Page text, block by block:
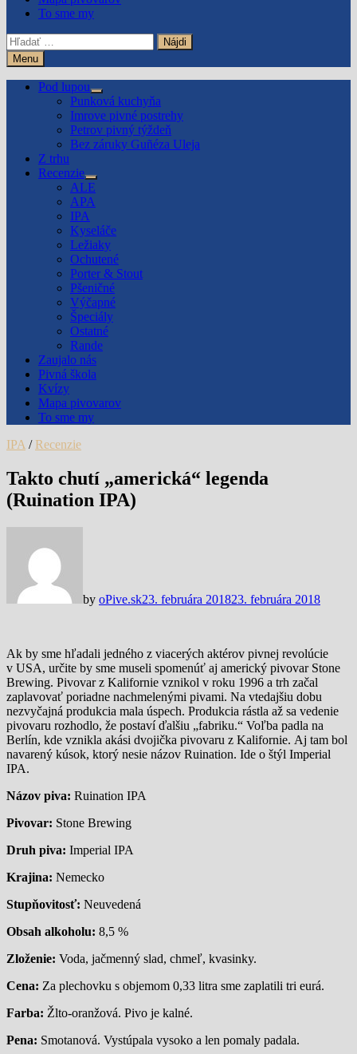
To sme my
Hľadať:
Menu
Pod lupou
Show
sub
menu
Punková kuchyňa
Imrove pivné postrehy
Petrov pivný týždeň
Bez záruky Guñéza Uleja
Z trhu
Recenzie
Show
sub
menu
ALE
APA
IPA
Kyseláče
Ležiaky
Ochutené
Porter & Stout
Pšeničné
Výčapné
Špeciály
Ostatné
Rande
Zaujalo nás
Pivná škola
Kvízy
Mapa pivovarov
To sme my
IPA / Recenzie
Takto chutí „americká“ legenda
(Ruination IPA)
by oPive.sk23. februára 201823. februára 2018
Ak by sme hľadali jedného z viacerých aktérov pivnej revolúcie
v USA, určite by sme museli spomenúť aj americký pivovar Stone
Brewing. Pivovar z Kalifornie vznikol v roku 1996 a trh začal
zaplavovať poriadne nachmelenými pivami. Na vtedajšiu dobu
nezvyčajná produkcia mala úspech. Produkcia rástla až sa vedenie
pivovaru rozhodlo, že postaví ďalšiu „fabriku.“ Voľba padla na
Berlín, kde vznikla akási dvojička pivovaru z Kalifornie. Aj tam bol
navarený kúsok, ktorý nesie názov Ruination. Ide o štýl Imperial
IPA.
Názov piva: Ruination IPA
Pivovar: Stone Brewing
Druh piva: Imperial IPA
Krajina: Nemecko
Stupňovitosť: Neuvedená
Obsah alkoholu: 8,5 %
Zloženie: Voda, jačmenný slad, chmeľ, kvasinky.
Cena: Za plechovku s objemom 0,33 litra sme zaplatili tri eurá.
Farba: Žlto-oranžová. Pivo je kalné.
Pena: Smotanová. Vystúpala vysoko a len pomaly padala.